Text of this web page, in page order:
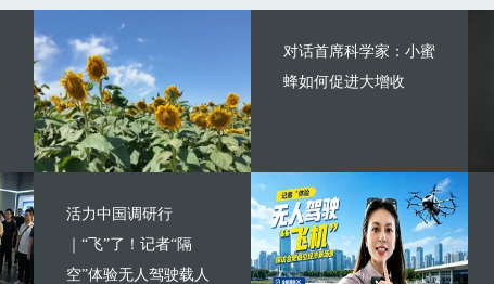
对话首席科学家：小蜜
蜂如何促进大增收
活力中国调研行
｜“飞”了！记者“隔
空”体验无人驾驶载人